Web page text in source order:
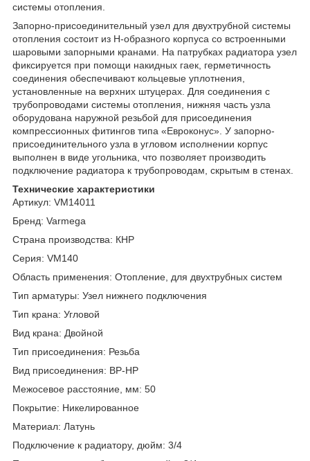
системы отопления.
Запорно-присоединительный узел для двухтрубной системы
отопления состоит из Н-образного корпуса со встроенными
шаровыми запорными кранами. На патрубках радиатора узел
фиксируется при помощи накидных гаек, герметичность
соединения обеспечивают кольцевые уплотнения,
установленные на верхних штуцерах. Для соединения с
трубопроводами системы отопления, нижняя часть узла
оборудована наружной резьбой для присоединения
компрессионных фитингов типа «Евроконус». У запорно-
присоединительного узла в угловом исполнении корпус
выполнен в виде угольника, что позволяет производить
подключение радиатора к трубопроводам, скрытым в стенах.
Технические характеристики
Артикул: VM14011
Бренд: Varmega
Страна производства: КНР
Серия: VM140
Область применения: Отопление, для двухтрубных систем
Тип арматуры: Узел нижнего подключения
Тип крана: Угловой
Вид крана: Двойной
Тип присоединения: Резьба
Вид присоединения: ВР-НР
Межосевое расстояние, мм: 50
Покрытие: Никелированное
Материал: Латунь
Подключение к радиатору, дюйм: 3/4